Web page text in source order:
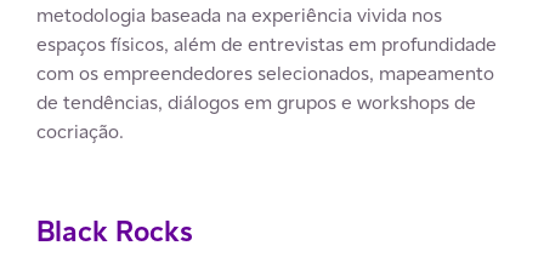
metodologia baseada na experiência vivida nos
espaços físicos, além de entrevistas em profundidade
com os empreendedores selecionados, mapeamento
de tendências, diálogos em grupos e workshops de
cocriação.
Black Rocks